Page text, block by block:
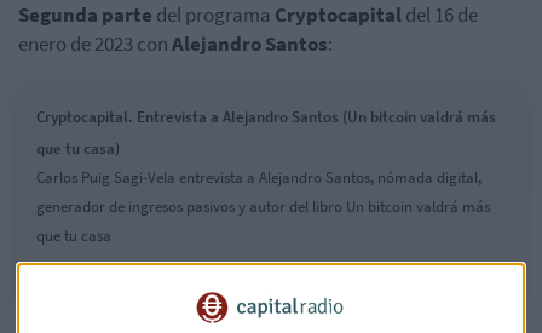
Segunda parte del programa Cryptocapitaldel 16 de
enero de 2023 conAlejandro Santos:
Cryptocapital. Entrevista a Alejandro Santos (Un bitcoin valdrá más
que tu casa)
Carlos Puig Sagi-Vela entrevista a Alejandro Santos, nómada digital,
generador de ingresos pasivos y autor del libro Un bitcoin valdrá más
que tu casa